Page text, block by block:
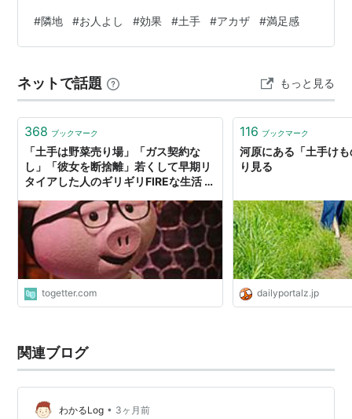
枯れた草を見ると満足感が味わえるのはなぜだろう🤩 群
馬中央ギター学院のトップページへリンクします。 中央
井鉛筆画前橋展示室のページへリンクします。
#隣地 #お人よし #効果 #土手 #アカザ #満足感
ネットで話題 もっと見る
368 ブックマーク
「土手は野菜売り場」「ガス契約な
し」「彼女を断捨離」若くして早期リ
タイアした人のギリギリFIREな生活 #
togetter.com
116 ブックマーク
河原にある「土手け
り見る
dailyportalz.jp
関連ブログ
わかるLog • 3ヶ月前